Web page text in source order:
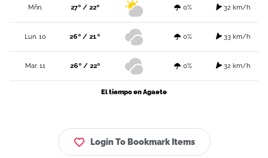
Mñn. 27º / 22º 0% 32 km/h
Lun. 10 26º / 21º 0% 33 km/h
Mar. 11 26º / 22º 0% 32 km/h
El tiempo en Agaete
Login To Bookmark Items